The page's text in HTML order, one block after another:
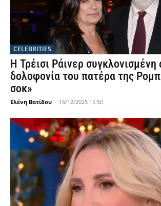
CELEBRITIES
Η Τρέισι Ράινερ συγκλονισμένη
δολοφονία του πατέρα της
σοκ»
Ελένη Βατίδου - 16/12/2025 15:50